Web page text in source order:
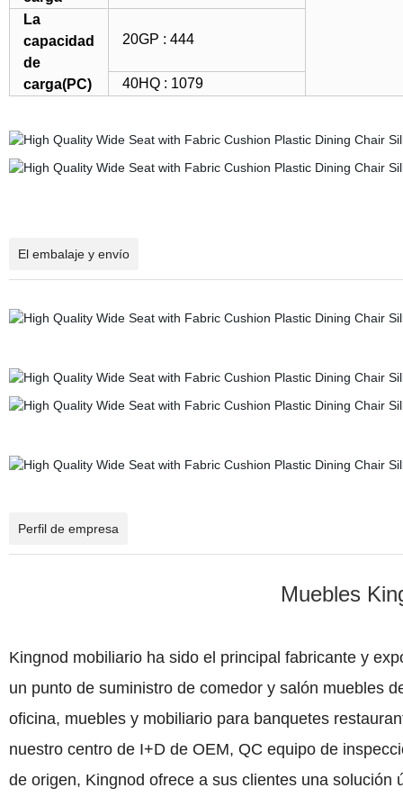
La
capacidad
de
carga(PC)
20GP : 444
40HQ : 1079
El embalaje y envío
Perfil de empresa
Muebles
Kingnod mobiliario ha sido el principal fabricante y
un punto de suministro de comedor y salón muebles
oficina, muebles y mobiliario para banquetes
nuestro centro de I+D de OEM, QC equipo de
de origen, Kingnod ofrece a sus clientes una